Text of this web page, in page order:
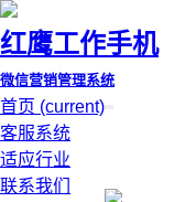
红鹰工作手机
微信营销管理系统
首页 (current)
客服系统
适应行业
联系我们